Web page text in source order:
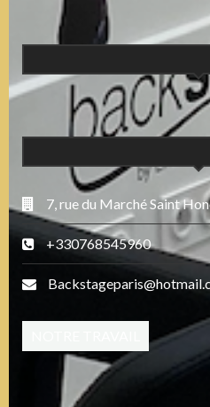
7, rue du Marché Saint
+330768545960